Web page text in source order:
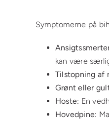
Symptomerne på
kan være
Tilstopning af
Grønt eller
Hoste: En
Hovedpine: